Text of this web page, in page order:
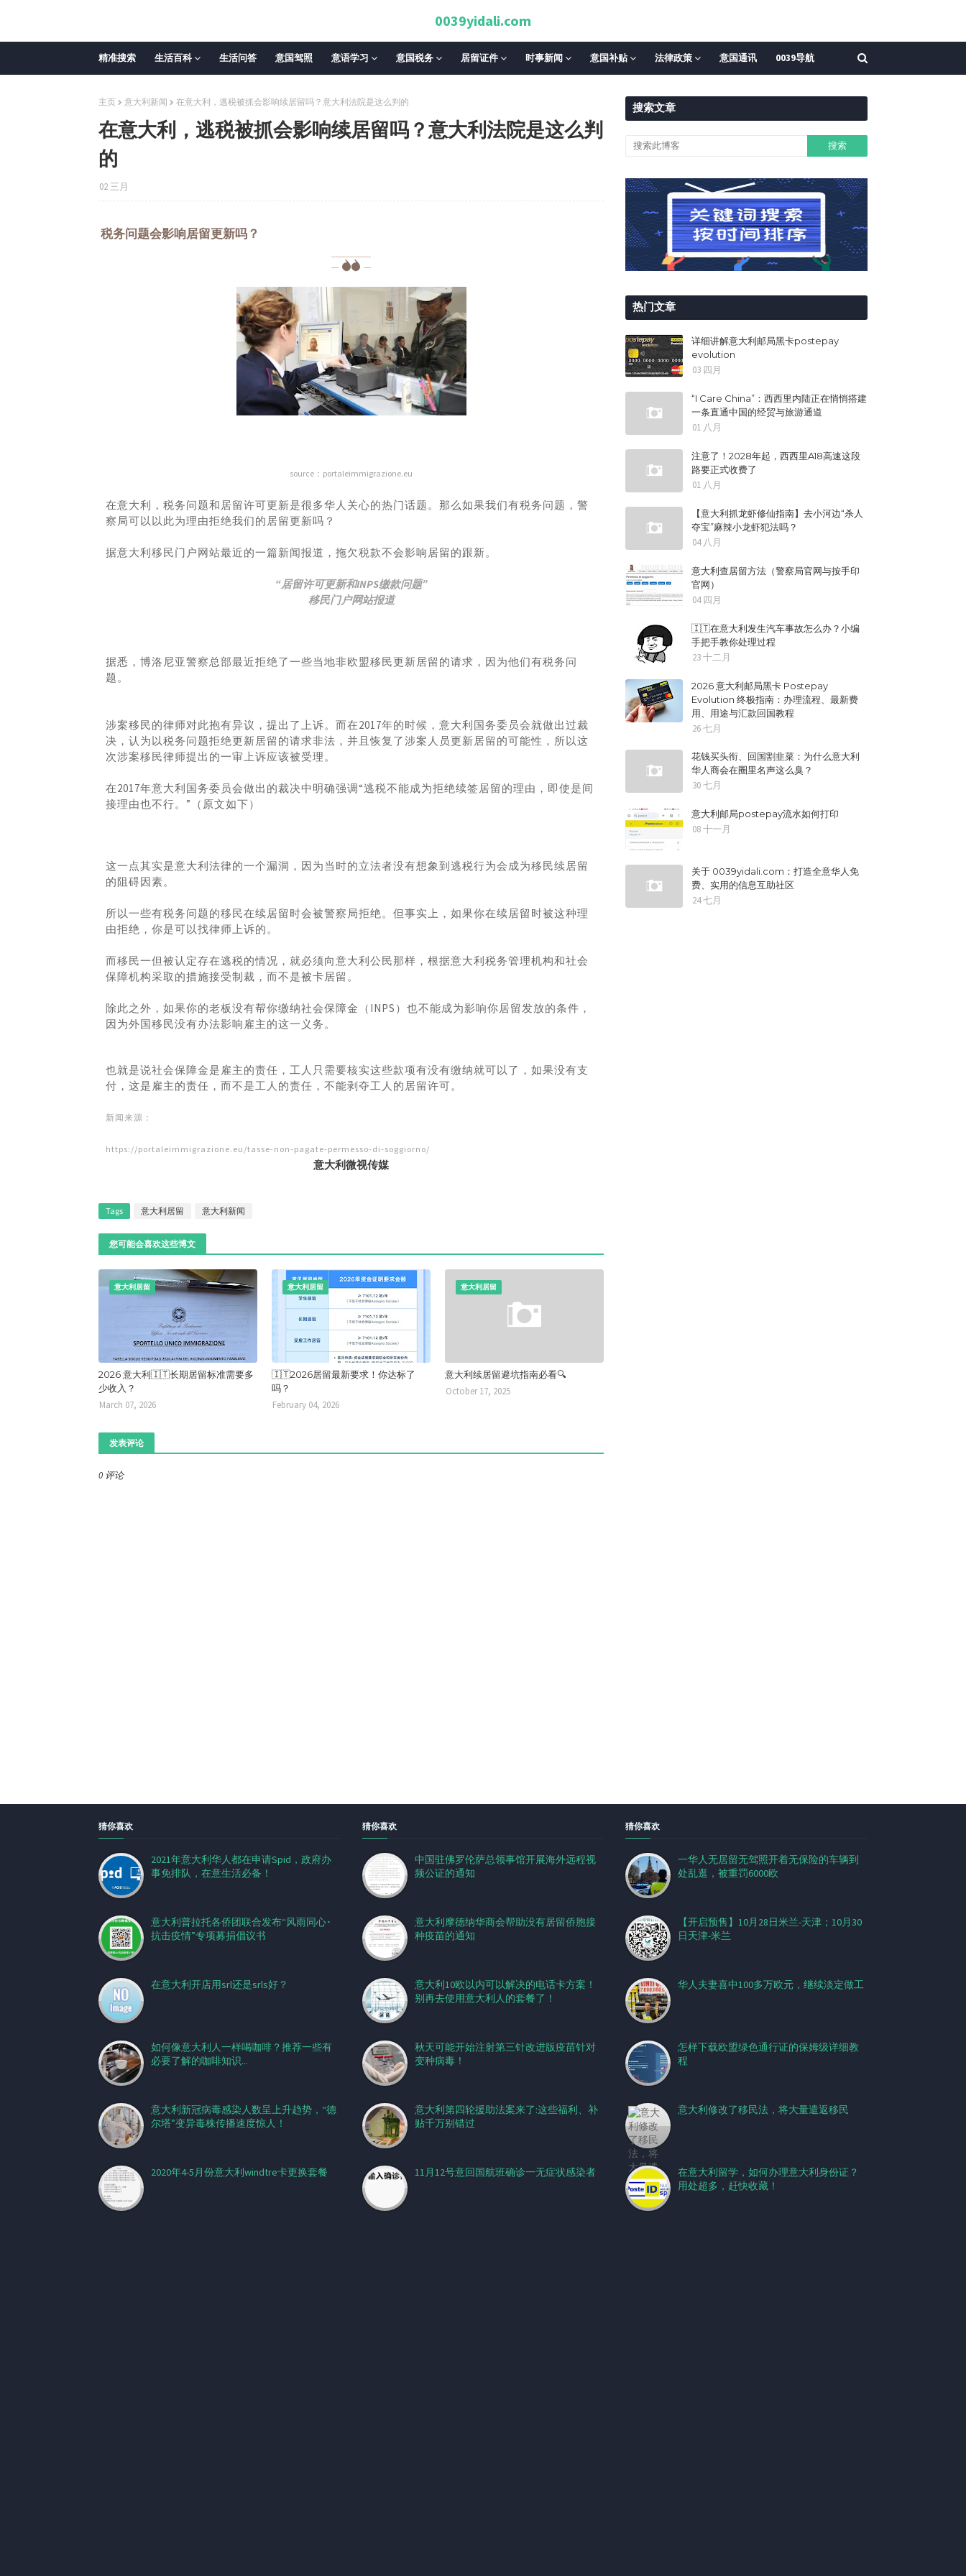
0039yidali.com
精准搜索 生活百科 生活问答 意国驾照 意语学习 意国税务 居留证件 时事新闻 意国补贴 法律政策 意国通讯 0039导航
主页 意大利新闻 在意大利，逃税被抓会影响续居留吗？意大利法院是这么判的
在意大利，逃税被抓会影响续居留吗？意大利法院是这么判
的
02 三月
税务问题会影响居留更新吗？
source：portaleimmigrazione.eu
在意大利，税务问题和居留许可更新是很多华人关心的热门话题。那么如果我们有税务问题，警
察局可以以此为理由拒绝我们的居留更新吗？
据意大利移民门户网站最近的一篇新闻报道，拖欠税款不会影响居留的跟新。
“居留许可更新和INPS缴款问题”
移民门户网站报道
据悉，博洛尼亚警察总部最近拒绝了一些当地非欧盟移民更新居留的请求，因为他们有税务问
题。
涉案移民的律师对此抱有异议，提出了上诉。而在2017年的时候，意大利国务委员会就做出过裁
决，认为以税务问题拒绝更新居留的请求非法，并且恢复了涉案人员更新居留的可能性，所以这
次涉案移民律师提出的一审上诉应该被受理。
在2017年意大利国务委员会做出的裁决中明确强调“逃税不能成为拒绝续签居留的理由，即使是间
接理由也不行。”（原文如下）
这一点其实是意大利法律的一个漏洞，因为当时的立法者没有想象到逃税行为会成为移民续居留
的阻碍因素。
所以一些有税务问题的移民在续居留时会被警察局拒绝。但事实上，如果你在续居留时被这种理
由拒绝，你是可以找律师上诉的。
而移民一但被认定存在逃税的情况，就必须向意大利公民那样，根据意大利税务管理机构和社会
保障机构采取的措施接受制裁，而不是被卡居留。
除此之外，如果你的老板没有帮你缴纳社会保障金（INPS）也不能成为影响你居留发放的条件，
因为外国移民没有办法影响雇主的这一义务。
也就是说社会保障金是雇主的责任，工人只需要核实这些款项有没有缴纳就可以了，如果没有支
付，这是雇主的责任，而不是工人的责任，不能剥夺工人的居留许可。
新闻来源：
https://portaleimmigrazione.eu/tasse-non-pagate-permesso-di-soggiorno/
意大利微视传媒
Tags 意大利居留 意大利新闻
您可能会喜欢这些博文
意大利居留
2026 意大利🇮🇹长期居留标准需要多
少收入？
March 07, 2026
意大利居留
🇮🇹2026居留最新要求！你达标了
吗？
February 04, 2026
意大利居留
意大利续居留避坑指南必看🔍
October 17, 2025
发表评论
0 评论
搜索文章
热门文章
详细讲解意大利邮局黑卡postepay
evolution
03 四月
“I Care China”：西西里内陆正在悄悄搭建
一条直通中国的经贸与旅游通道
01 八月
注意了！2028年起，西西里A18高速这段
路要正式收费了
01 八月
【意大利抓龙虾修仙指南】去小河边“杀人
夺宝”麻辣小龙虾犯法吗？
04 八月
意大利查居留方法（警察局官网与按手印
官网）
04 四月
🇮🇹在意大利发生汽车事故怎么办？小编
手把手教你处理过程
23 十二月
2026 意大利邮局黑卡 Postepay
Evolution 终极指南：办理流程、最新费
用、用途与汇款回国教程
26 七月
花钱买头衔、回国割韭菜：为什么意大利
华人商会在圈里名声这么臭？
30 七月
意大利邮局postepay流水如何打印
08 十一月
关于 0039yidali.com：打造全意华人免
费、实用的信息互助社区
24 七月
猜你喜欢
2021年意大利华人都在申请Spid，政府办
事免排队，在意生活必备！
意大利普拉托各侨团联合发布“风雨同心･
抗击疫情”专项募捐倡议书
在意大利开店用srl还是srls好？
如何像意大利人一样喝咖啡？推荐一些有
必要了解的咖啡知识...
意大利新冠病毒感染人数呈上升趋势，“德
尔塔”变异毒株传播速度惊人！
2020年4-5月份意大利windtre卡更换套餐
猜你喜欢
中国驻佛罗伦萨总领事馆开展海外远程视
频公证的通知
意大利摩德纳华商会帮助没有居留侨胞接
种疫苗的通知
意大利10欧以内可以解决的电话卡方案！
别再去使用意大利人的套餐了！
秋天可能开始注射第三针改进版疫苗针对
变种病毒！
意大利第四轮援助法案来了:这些福利、补
贴千万别错过
11月12号意回国航班确诊一无症状感染者
猜你喜欢
一华人无居留无驾照开着无保险的车辆到
处乱逛，被重罚6000欧
【开启预售】10月28日米兰-天津；10月30
日天津-米兰
华人夫妻喜中100多万欧元，继续淡定做工
怎样下载欧盟绿色通行证的保姆级详细教
程
意大利修改了移民法，将大量遣返移民
在意大利留学，如何办理意大利身份证？
用处超多，赶快收藏！